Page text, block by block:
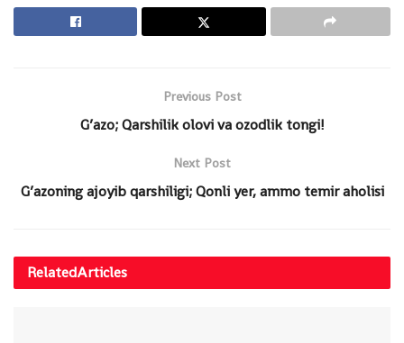
Previous Post
G’azo; Qarshilik olovi va ozodlik tongi!
Next Post
G’azoning ajoyib qarshiligi; Qonli yer, ammo temir aholisi
RelatedArticles